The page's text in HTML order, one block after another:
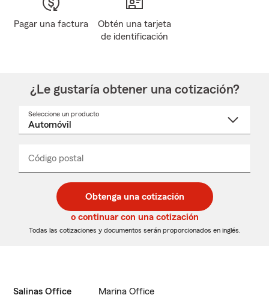
Pagar una factura
Obtén una tarjeta
de identificación
¿Le gustaría obtener una cotización?
Seleccione un producto
desplegable
Código postal
de
5
dígitos
de
5
dígitos
_____
Obtenga una cotización
o continuar con una cotización
Todas las cotizaciones y documentos serán proporcionados en inglés.
Salinas Office Marina Office